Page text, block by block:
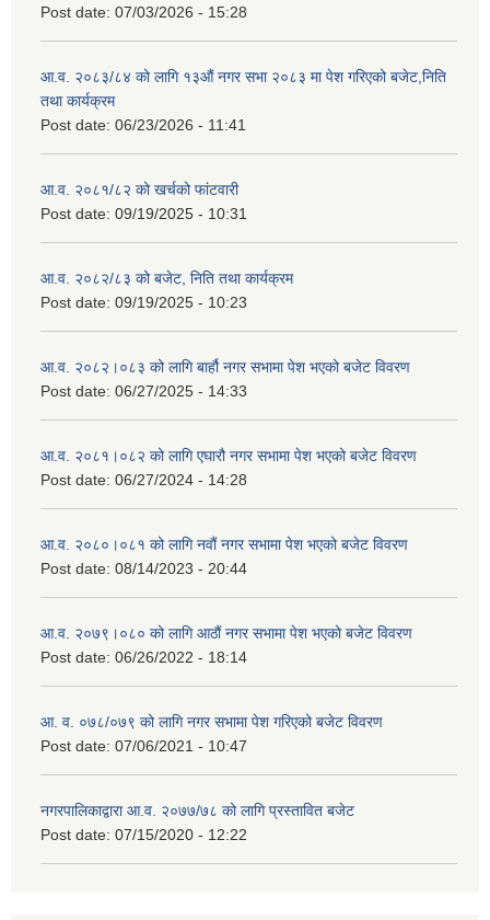
Post date: 07/03/2026 - 15:28
आ.व. २०८३/८४ को लागि १३औं नगर सभा २०८३ मा पेश गरिएको बजेट,निति
तथा कार्यक्रम
Post date: 06/23/2026 - 11:41
आ.व. २०८१/८२ को खर्चको फांटवारी
Post date: 09/19/2025 - 10:31
आ.व. २०८२/८३ को बजेट, निति तथा कार्यक्रम
Post date: 09/19/2025 - 10:23
आ.व. २०८२।०८३ को लागि बार्हौ नगर सभामा पेश भएको बजेट विवरण
Post date: 06/27/2025 - 14:33
आ.व. २०८१।०८२ को लागि एघारौ नगर सभामा पेश भएको बजेट विवरण
Post date: 06/27/2024 - 14:28
आ.व. २०८०।०८१ को लागि नवौं नगर सभामा पेश भएको बजेट विवरण
Post date: 08/14/2023 - 20:44
आ.व. २०७९।०८० को लागि आठौं नगर सभामा पेश भएको बजेट विवरण
Post date: 06/26/2022 - 18:14
आ. व. ०७८/०७९ को लागि नगर सभामा पेश गरिएको बजेट विवरण
Post date: 07/06/2021 - 10:47
नगरपालिकाद्वारा आ.व. २०७७/७८ को लागि प्रस्तावित बजेट
Post date: 07/15/2020 - 12:22